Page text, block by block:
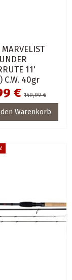
MARVELIST
11'
C.W. 40gr
€ 149,99 €
Warenkorb